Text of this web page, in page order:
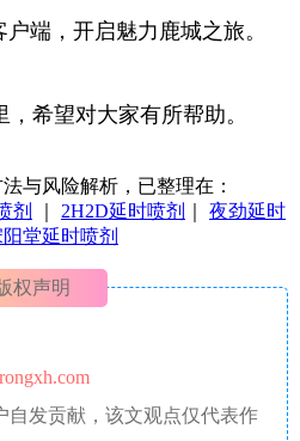
端，开启魅力鹿城之旅。
希望对大家有所帮助。
与风险解析，已整理在：
剂 2H2D延时喷剂
夜劲延时
堂延时喷剂
权声明
自发贡献，该文观点仅代表作